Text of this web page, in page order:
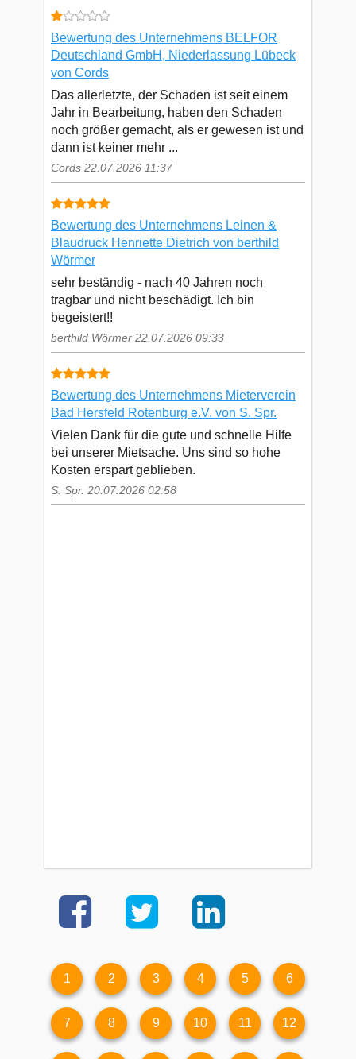
Bewertung des Unternehmens BELFOR
Deutschland GmbH, Niederlassung Lübeck
von Cords
Das allerletzte, der Schaden ist seit einem
Jahr in Bearbeitung, haben den Schaden
noch größer gemacht, als er gewesen ist und
dann ist keiner mehr ...
Cords 22.07.2026 11:37
Bewertung des Unternehmens Leinen &
Blaudruck Henriette Dietrich von berthild
Wörmer
sehr beständig - nach 40 Jahren noch
tragbar und nicht beschädigt. Ich bin
begeistert!!
berthild Wörmer 22.07.2026 09:33
Bewertung des Unternehmens Mieterverein
Bad Hersfeld Rotenburg e.V. von S. Spr.
Vielen Dank für die gute und schnelle Hilfe
bei unserer Mietsache. Uns sind so hohe
Kosten erspart geblieben.
S. Spr. 20.07.2026 02:58
1 2 3 4 5 6
7 8 9 10 11 12